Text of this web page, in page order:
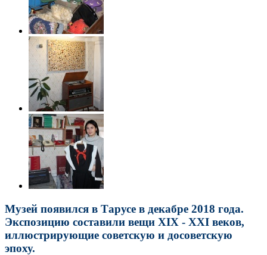
Музей появился в Тарусе в декабре 2018 года.
Экспозицию составили вещи XIX - XXI веков,
иллюстрирующие советскую и досоветскую
эпоху.